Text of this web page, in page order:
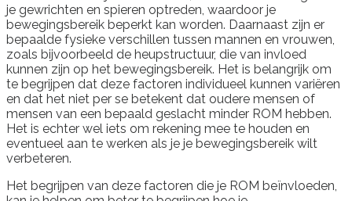
je gewrichten en spieren optreden, waardoor je
bewegingsbereik beperkt kan worden. Daarnaast zijn er
bepaalde fysieke verschillen tussen mannen en vrouwen,
zoals bijvoorbeeld de heupstructuur, die van invloed
kunnen zijn op het bewegingsbereik. Het is belangrijk om
te begrijpen dat deze factoren individueel kunnen variëren
en dat het niet per se betekent dat oudere mensen of
mensen van een bepaald geslacht minder ROM hebben.
Het is echter wel iets om rekening mee te houden en
eventueel aan te werken als je je bewegingsbereik wilt
verbeteren.
Het begrijpen van deze factoren die je ROM beïnvloeden,